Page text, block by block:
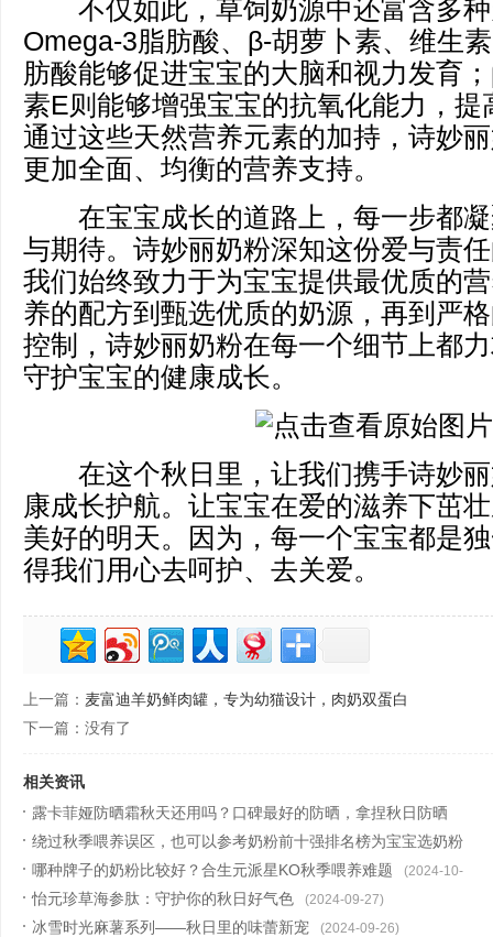
不仅如此，草饲奶源中还富含多种
Omega-3脂肪酸、β-胡萝卜素、维生
肪酸能够促进宝宝的大脑和视力发育
素E则能够增强宝宝的抗氧化能力，提
通过这些天然营养元素的加持，诗妙
更加全面、均衡的营养支持。
在宝宝成长的道路上，每一步都凝
与期待。诗妙丽奶粉深知这份爱与责
我们始终致力于为宝宝提供最优质的
养的配方到甄选优质的奶源，再到严
控制，诗妙丽奶粉在每一个细节上都
守护宝宝的健康成长。
在这个秋日里，让我们携手诗妙丽
康成长护航。让宝宝在爱的滋养下茁
美好的明天。因为，每一个宝宝都是
得我们用心去呵护、去关爱。
上一篇： 麦富迪羊奶鲜肉罐，专为幼猫设计，肉奶双蛋白
下一篇：没有了
相关资讯
露卡菲娅防晒霜秋天还用吗？口碑最好的防晒，拿捏秋日防晒
(2024-10-17)
绕过秋季喂养误区，也可以参考奶粉前十强排名榜为宝宝选奶粉
(2024-10-12)
哪种牌子的奶粉比较好？合生元派星KO秋季喂养难题 (2024-10-
10)
怡元珍草海参肽：守护你的秋日好气色 (2024-09-27)
冰雪时光麻薯系列——秋日里的味蕾新宠 (2024-09-26)